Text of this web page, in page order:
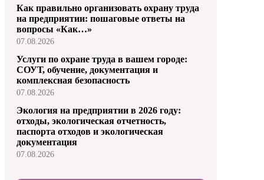
Как правильно организовать охрану труда
на предприятии: пошаговые ответы на
вопросы «Как…»
07.08.2026
Услуги по охране труда в вашем городе:
СОУТ, обучение, документация и
комплексная безопасность
07.08.2026
Экология на предприятии в 2026 году:
отходы, экологическая отчетность,
паспорта отходов и экологическая
документация
07.08.2026